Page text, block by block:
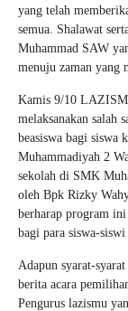
yang telah
semua. Shalawat
Muhammad SAW
menuju zaman yang
Kamis 9/10
melaksanakan salah
beasiswa bagi siswa
Muhammadiyah 2
sekolah di SMK
oleh Bpk Rizky
berharap program
bagi para siswa-
Adapun syarat-
berita acara
Pengurus lazismu